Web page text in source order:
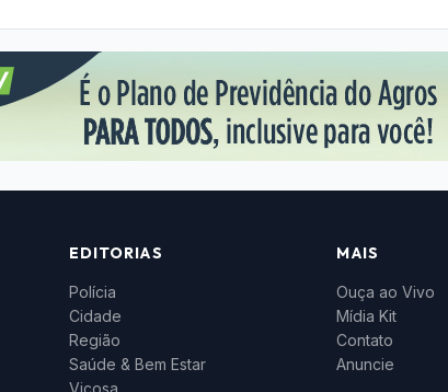
EDITORIAS
Polícia
Cidade
Região
Saúde & Bem Estar
Viçosa
MAIS
Ouça ao Vivo
Mídia Kit
Contato
Anuncie